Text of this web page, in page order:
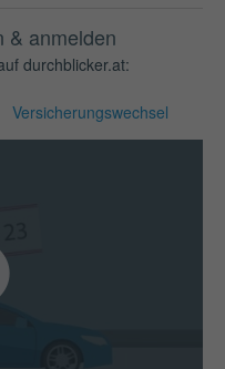
& anmelden
durchblicker.at:
Versicherungswechsel